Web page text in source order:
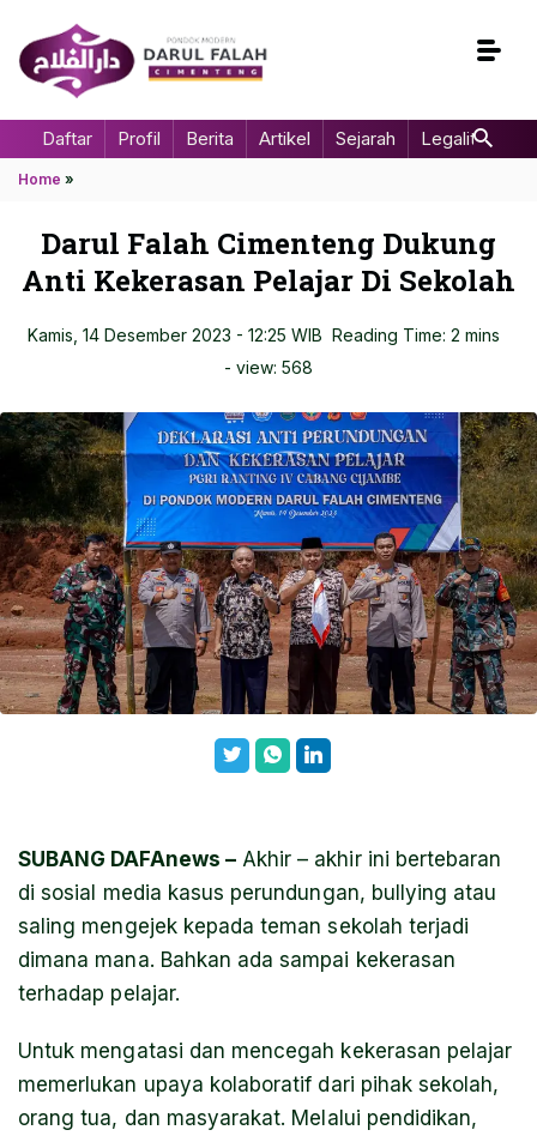
Daftar Profil Berita Artikel Sejarah Legalitas
Home »
Darul Falah Cimenteng Dukung
Anti Kekerasan Pelajar Di Sekolah
Kamis, 14 Desember 2023 - 12:25 WIB Reading Time: 2 mins
- view: 568
SUBANG DAFAnews –Akhir – akhir ini bertebaran
di sosial media kasus perundungan, bullying atau
saling mengejek kepada teman sekolah terjadi
dimana mana. Bahkan ada sampai kekerasan
terhadap pelajar.
Untuk mengatasi dan mencegah kekerasan pelajar
memerlukan upaya kolaboratif dari pihak sekolah,
orang tua, dan masyarakat. Melalui pendidikan,